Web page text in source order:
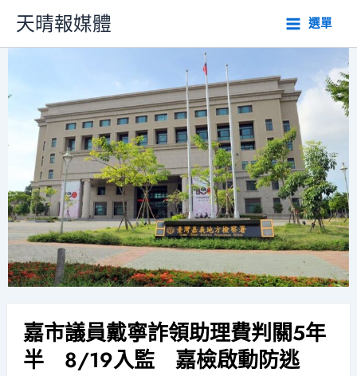
主
天晴報媒體 選單
嘉市議員戴寧詐領助理費判關5年
半 8/19入監 嘉檢啟動防逃